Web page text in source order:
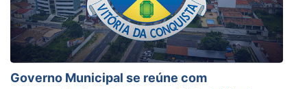
Governo Municipal se reúne com